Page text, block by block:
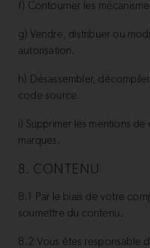
f) Contourner les
g) Vendre, distribuer ou
autorisation.
h) Désassembler,
code source.
i) Supprimer les mentions de
marques.
8. CONTENU
8.1 Par le biais de votre
soumettre du contenu.
8.2 Vous êtes responsable